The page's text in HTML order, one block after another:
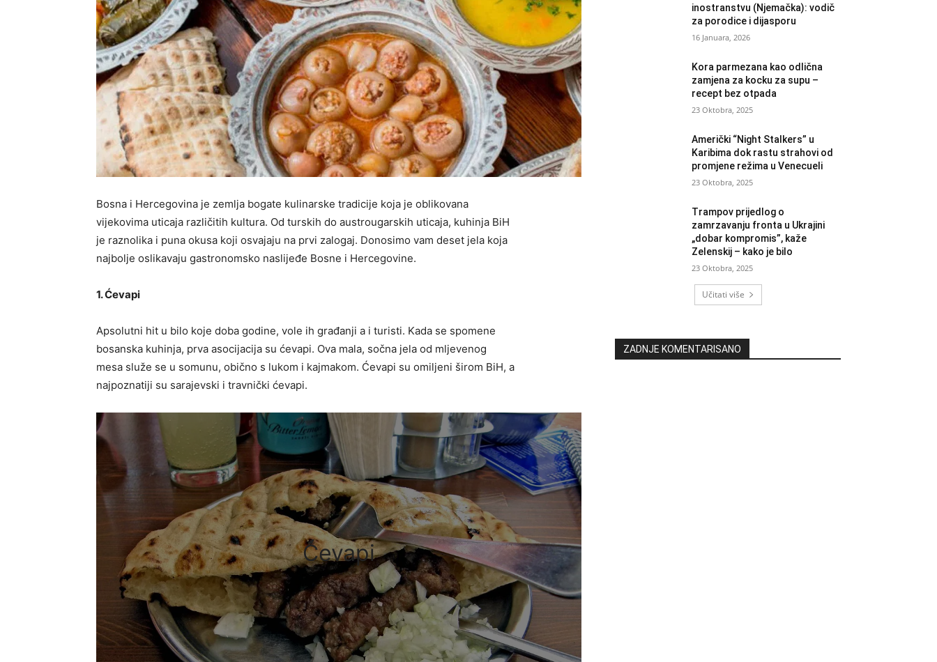
Bosna i Hercegovina je zemlja bogate kulinarske tradicije koja je oblikovana
vijekovima uticaja različitih kultura. Od turskih do austrougarskih uticaja, kuhinja BiH
je raznolika i puna okusa koji osvajaju na prvi zalogaj. Donosimo vam deset jela koja
najbolje oslikavaju gastronomsko naslijeđe Bosne i Hercegovine.
1. Ćevapi
Apsolutni hit u bilo koje doba godine, vole ih građanji a i turisti. Kada se spomene
bosanska kuhinja, prva asocijacija su ćevapi. Ova mala, sočna jela od mljevenog
mesa služe se u somunu, obično s lukom i kajmakom. Ćevapi su omiljeni širom BiH, a
najpoznatiji su sarajevski i travnički ćevapi.
Ćevapi
inostranstvu (Njemačka): vodič
za porodice i dijasporu
16 Januara, 2026
Kora parmezana kao odlična
zamjena za kocku za supu –
recept bez otpada
23 Oktobra, 2025
Američki “Night Stalkers” u
Karibima dok rastu strahovi od
promjene režima u Venecueli
23 Oktobra, 2025
Trampov prijedlog o
zamrzavanju fronta u Ukrajini
„dobar kompromis”, kaže
Zelenskij – kako je bilo
23 Oktobra, 2025
Učitati više
ZADNJE KOMENTARISANO